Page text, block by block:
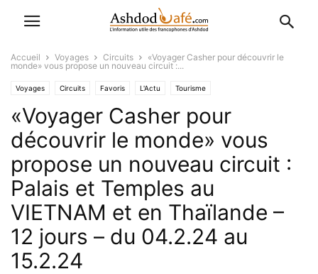
Accueil Voyages Circuits
«Voyager Casher pour découvrir le
monde» vous propose un nouveau circuit :...
Voyages Circuits Favoris L'Actu Tourisme
«Voyager Casher pour
découvrir le monde» vous
propose un nouveau circuit :
Palais et Temples au
VIETNAM et en Thaïlande –
12 jours – du 04.2.24 au
15.2.24